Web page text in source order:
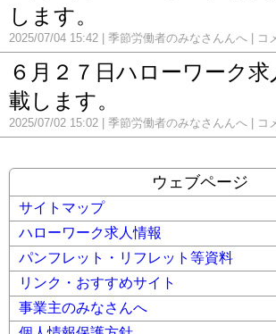
します。
2025/07/04 15:42 季節労働者のみなさんんへ コ
６月２７日ハローワーク
載します。
2025/07/02 15:02 季節労働者のみなさんんへ コ
ウェブページ
サイトマップ
ハローワーク求人情報
パンフレット・リフレット等資料
リンク・おすすめサイト
事業主のみなさんへ